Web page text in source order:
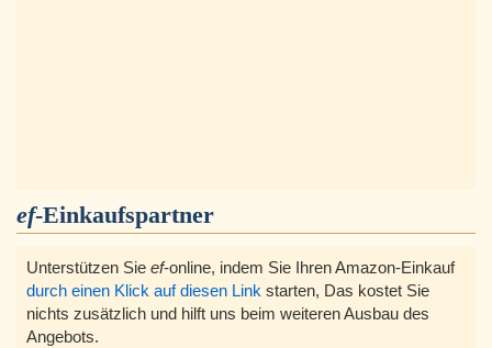
ef-Einkaufspartner
Unterstützen Sie ef-online, indem Sie Ihren Amazon-Einkauf
durch einen Klick auf diesen Link starten, Das kostet Sie
nichts zusätzlich und hilft uns beim weiteren Ausbau des
Angebots.